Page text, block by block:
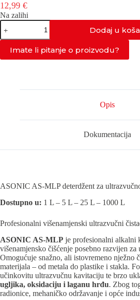
12,99 €
Na zalihi
AS-
MLP
količina
Dodaj u
Imate li pitanje o proizvodu?
Opis
Dokumentacija
ASONIC AS-MLP deterdžent za
Dostupno u: 1 L – 5 L – 25 L – 1000 L
Profesionalni višenamjenski ultrazvučni
ASONIC AS-MLP je profesionalni alkalni
višenamjensko čišćenje posebno razvijen za
Omogućuje snažno, ali istovremeno nježno
materijala – od metala do plastike i stakla.
učinkovitu ultrazvučnu kavitaciju te brzo
ugljika, oksidaciju i laganu hrđu. Zbog
radionice, mehaničko održavanje i opće